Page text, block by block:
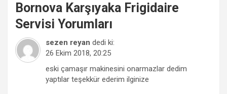
Bornova Karşıyaka Frigidaire
Servisi Yorumları
sezen reyan dedi ki:
26 Ekim 2018, 20:25
eski çamaşır makinesini onarmazlar dedim
yaptılar teşekkür ederim ilginize